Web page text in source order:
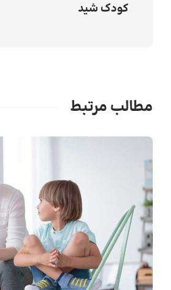
کودک شید
مطالب مرتبط